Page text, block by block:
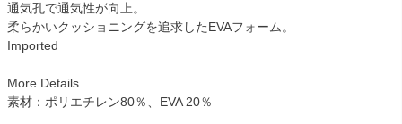
通気孔で通気性が向上。
柔らかいクッショニングを追求したEVAフォーム。
Imported
More Details
素材：ポリエチレン80％、EVA 20％